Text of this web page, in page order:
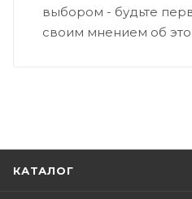
выбором - будьте
своим мнением об
КАТАЛОГ